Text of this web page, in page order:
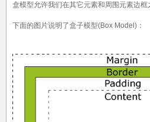
盒模型允许我们在其它元素和周围元素边框
下面的图片说明了盒子模型(Box Model)：